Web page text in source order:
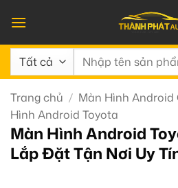
qua
nội
dung
Tìm
Trang chủ / Màn Hình Android
Hình Android Toyota
Màn Hình Android
Lắp Đặt Tận Nơi Uy